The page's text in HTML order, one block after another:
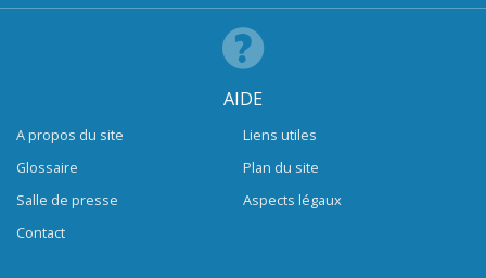
AIDE
A propos du site
Glossaire
Salle de presse
Contact
Liens utiles
Plan du site
Aspects légaux